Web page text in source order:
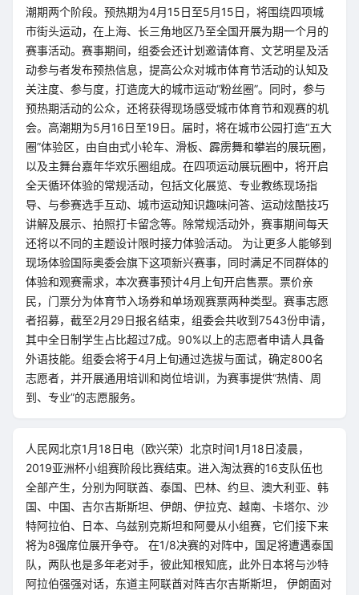
潮期两个阶段。预热期为4月15日至5月15日，将围绕四项城
市街头运动，在上海、长三角地区乃至全国开展为期一个月的
赛事活动。赛事期间，组委会还计划邀请体育、文艺明星及活
动参与者发布预热信息，提高公众对城市体育节活动的认知及
关注度、参与度，打造庞大的城市运动“粉丝圈”。同时，参与
预热期活动的公众，还将获得现场感受城市体育节和观赛的机
会。高潮期为5月16日至19日。届时，将在城市公园打造“五大
圈”体验区，由自由式小轮车、滑板、霹雳舞和攀岩的展玩圈，
以及主舞台嘉年华欢乐圈组成。在四项运动展玩圈中，将开启
全天循环体验的常规活动，包括文化展览、专业教练现场指
导、与参赛选手互动、城市运动知识趣味问答、运动炫酷技巧
讲解及展示、拍照打卡留念等。除常规活动外，赛事期间每天
还将以不同的主题设计限时接力体验活动。 为让更多人能够到
现场体验国际奥委会旗下这项新兴赛事，同时满足不同群体的
体验和观赛需求，本次赛事预计4月上旬开启售票。票价亲
民，门票分为体育节入场券和单场观赛票两种类型。赛事志愿
者招募，截至2月29日报名结束，组委会共收到7543份申请，
其中全日制学生占比超过7成。90%以上的志愿者申请人具备
外语技能。组委会将于4月上旬通过选拔与面试，确定800名
志愿者，并开展通用培训和岗位培训，为赛事提供“热情、周
到、专业”的志愿服务。
人民网北京1月18日电（欧兴荣）北京时间1月18日凌晨，
2019亚洲杯小组赛阶段比赛结束。进入淘汰赛的16支队伍也
全部产生，分别为阿联酋、泰国、巴林、约旦、澳大利亚、韩
国、中国、吉尔吉斯斯坦、伊朗、伊拉克、越南、卡塔尔、沙
特阿拉伯、日本、乌兹别克斯坦和阿曼从小组赛，它们接下来
将为8强席位展开争夺。 在1/8决赛的对阵中，国足将遭遇泰国
队，两队也是多年老对手，彼此知根知底，此外日本将与沙特
阿拉伯强强对话，东道主阿联酋对阵吉尔吉斯斯坦， 伊朗面对